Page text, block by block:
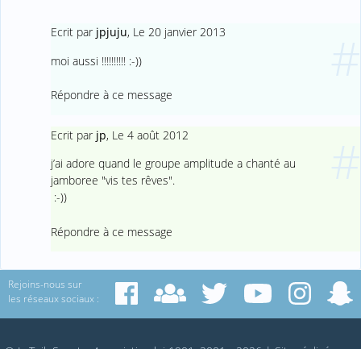
Ecrit par jpjuju, Le 20 janvier 2013
moi aussi !!!!!!!!!! :-))
Répondre à ce message
Ecrit par jp, Le 4 août 2012
j’ai adore quand le groupe amplitude a chanté au
jamboree "vis tes rêves".
:-))
Répondre à ce message
Rejoins-nous sur
les réseaux sociaux :